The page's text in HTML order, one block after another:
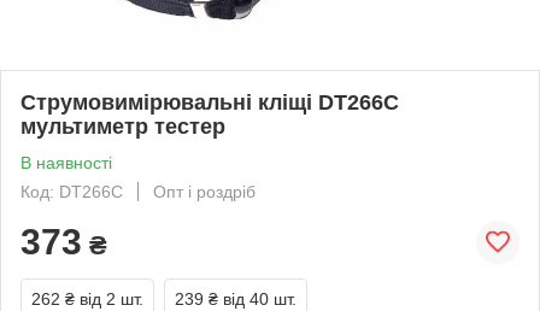
Струмовимірювальні кліщі DT266C
мультиметр тестер
В наявності
Код: DT266C
Опт і роздріб
373 ₴
262 ₴ від 2 шт. 239 ₴ від 40 шт.